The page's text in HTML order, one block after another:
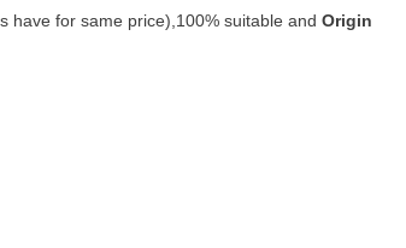
have for same price),100% suitable and Origin